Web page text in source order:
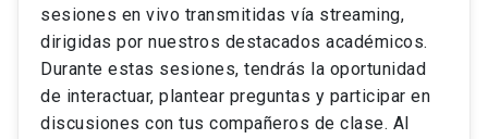
sesiones en vivo transmitidas vía streaming,
dirigidas por nuestros destacados académicos.
Durante estas sesiones, tendrás la oportunidad
de interactuar, plantear preguntas y participar en
discusiones con tus compañeros de clase. Al